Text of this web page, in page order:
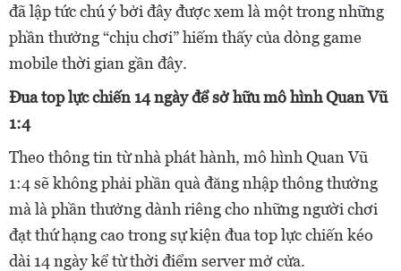
đã lập tức chú ý bởi đây được xem là một trong những
phần thưởng “chịu chơi” hiếm thấy của dòng game
mobile thời gian gần đây.
Đua top lực chiến 14 ngày để sở hữu mô hình Quan Vũ
1:4
Theo thông tin từ nhà phát hành, mô hình Quan Vũ
1:4 sẽ không phải phần quà đăng nhập thông thường
mà là phần thưởng dành riêng cho những người chơi
đạt thứ hạng cao trong sự kiện đua top lực chiến kéo
dài 14 ngày kể từ thời điểm server mở cửa.